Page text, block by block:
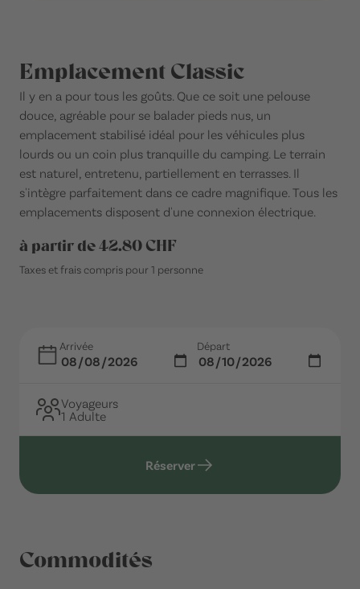
Emplacement Classic
Il y en a pour tous les goûts. Que ce soit une pelouse
douce, agréable pour se balader pieds nus, un
emplacement stabilisé idéal pour les véhicules plus
lourds ou un coin plus tranquille du camping. Le terrain
est naturel, entretenu, partiellement en terrasses. Il
s'intègre parfaitement dans ce cadre magnifique. Tous les
emplacements disposent d'une connexion électrique.
à partir de 42.80 CHF
Taxes et frais compris pour 1 personne
Arrivée Départ
Voyageurs
1 Adulte
Réserver
Commodités